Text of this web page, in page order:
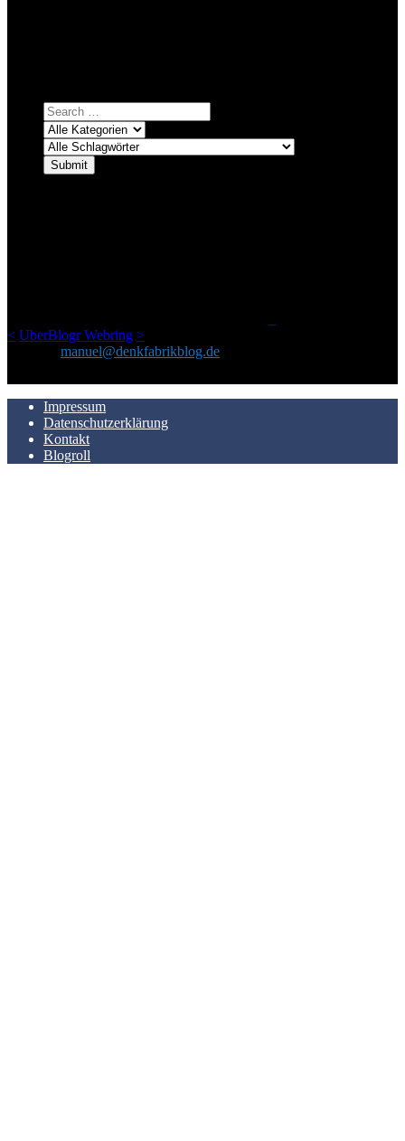
< UberBlogr Webring >
manuel@denkfabrikblog.de
Impressum
Datenschutzerklärung
Kontakt
Blogroll